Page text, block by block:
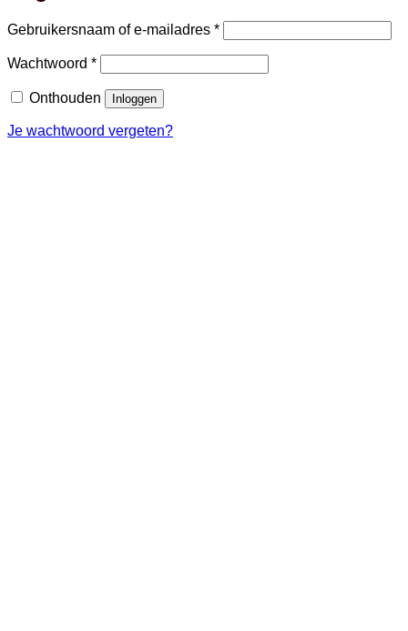
Gebruikersnaam of e-mailadres *Vereist
Wachtwoord *Vereist
Onthouden Inloggen
Je wachtwoord vergeten?